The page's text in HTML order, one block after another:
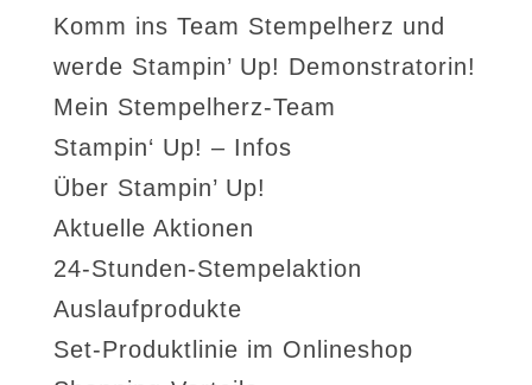
Komm ins Team Stempelherz und
werde Stampin’ Up! Demonstratorin!
Mein Stempelherz-Team
Stampin‘ Up! – Infos
Über Stampin’ Up!
Aktuelle Aktionen
24-Stunden-Stempelaktion
Auslaufprodukte
Set-Produktlinie im Onlineshop